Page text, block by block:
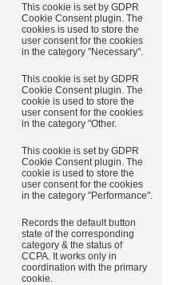
This cookie is set by GDPR
Cookie Consent plugin. The
cookies is used to store the
user consent for the cookies
in the category "Necessary".
This cookie is set by GDPR
Cookie Consent plugin. The
cookie is used to store the
user consent for the cookies
in the category "Other.
This cookie is set by GDPR
Cookie Consent plugin. The
cookie is used to store the
user consent for the cookies
in the category "Performance".
Records the default button
state of the corresponding
category & the status of
CCPA. It works only in
coordination with the primary
cookie.